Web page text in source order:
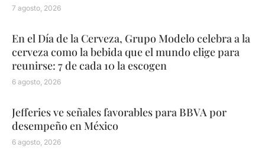
7 agosto, 2026
En el Día de la Cerveza, Grupo Modelo celebra a la
cerveza como la bebida que el mundo elige para
reunirse: 7 de cada 10 la escogen
6 agosto, 2026
Jefferies ve señales favorables para BBVA por
desempeño en México
6 agosto, 2026